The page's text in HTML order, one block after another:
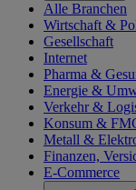
Alle Branchen
Wirtschaft &
Gesellschaft
Internet
Pharma &
Energie &
Verkehr &
Konsum &
Metall &
Finanzen,
E-Commerce